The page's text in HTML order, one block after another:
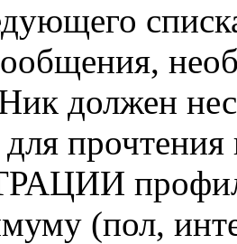
должен
для
профиль
(пол,